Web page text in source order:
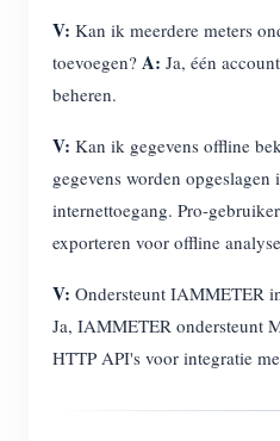
V: Kan ik meerdere meters
toevoegen? A: Ja, één
beheren.
V: Kan ik gegevens offline
gegevens worden
internettoegang. Pro-
exporteren voor offline
V: Ondersteunt IAMMETER
Ja, IAMMETER ondersteunt
HTTP API's voor integratie